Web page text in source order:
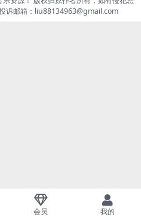
诉邮箱：liu88134963@gmail.com
会员 我的